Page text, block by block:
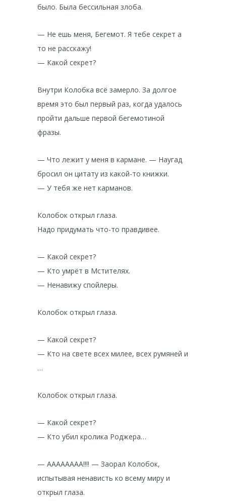
было. Была бессильная злоба.
— Не ешь меня, Бегемот. Я тебе секрет а
то не расскажу!
— Какой секрет?
Внутри Колобка всё замерло. За долгое
время это был первый раз, когда удалось
пройти дальше первой бегемотиной
фразы.
— Что лежит у меня в кармане. — Наугад
бросил он цитату из какой-то книжки.
— У тебя же нет карманов.
Колобок открыл глаза.
Надо придумать что-то правдивее.
— Какой секрет?
— Кто умрёт в Мстителях.
— Ненавижу спойлеры.
Колобок открыл глаза.
— Какой секрет?
— Кто на свете всех милее, всех румяней и
…
Колобок открыл глаза.
— Какой секрет?
— Кто убил кролика Роджера…
— АААААААА!!!! — Заорал Колобок,
испытывая ненависть ко всему миру и
открыл глаза.